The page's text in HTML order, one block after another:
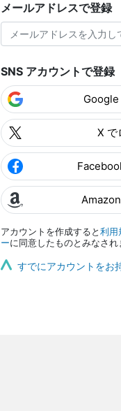
メールアドレスで登録
SNS アカウントで登録
Google
X で
アカウントを作成すると 利用
ーに同意したものとみなされ
すでにアカウントをお